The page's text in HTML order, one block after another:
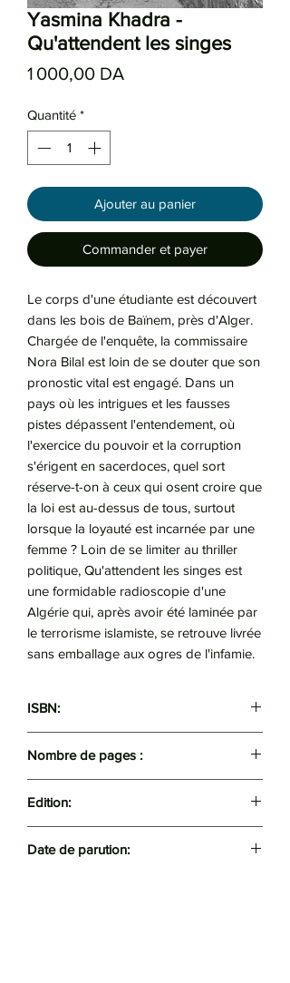
Yasmina Khadra -
Qu'attendent les singes
1 000,00 DA
Quantité *
Ajouter au panier
Commander et payer
Le corps d'une étudiante est découvert
dans les bois de Baïnem, près d'Alger.
Chargée de l'enquête, la commissaire
Nora Bilal est loin de se douter que son
pronostic vital est engagé. Dans un
pays où les intrigues et les fausses
pistes dépassent l'entendement, où
l'exercice du pouvoir et la corruption
s'érigent en sacerdoces, quel sort
réserve-t-on à ceux qui osent croire que
la loi est au-dessus de tous, surtout
lorsque la loyauté est incarnée par une
femme ? Loin de se limiter au thriller
politique, Qu'attendent les singes est
une formidable radioscopie d'une
Algérie qui, après avoir été laminée par
le terrorisme islamiste, se retrouve livrée
sans emballage aux ogres de l'infamie.
ISBN:
Nombre de pages :
Edition:
Date de parution: